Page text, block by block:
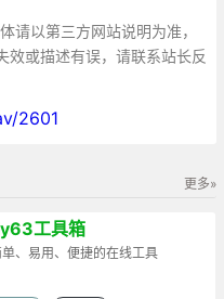
请以第三方网站说明为准，
效或描述有误，请联系站长反
2601
更多»
工具箱
单、易用、便捷的在线工具